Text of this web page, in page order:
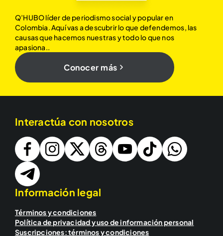
Q’HUBO líder de periodismo social y popular en
Colombia. Aquí vas a descubrir lo que defendemos, las
causas que hacemos nuestras y todo lo que nos
apasiona..
Conocer más
Interactúa con nosotros
Información legal
Términos y condiciones
Política de privacidad y uso de información personal
Suscripciones: términos y condiciones